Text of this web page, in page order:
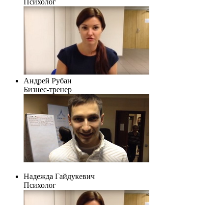
Андрей Рубан
Бизнес-тренер
Надежда Гайдукевич
Психолог